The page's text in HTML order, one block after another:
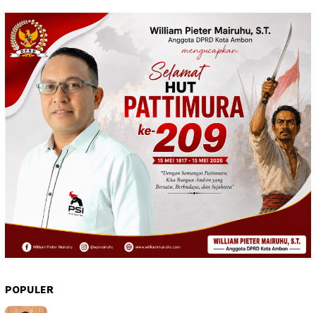
POPULER